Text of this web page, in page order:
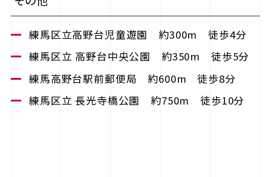
練馬区立高野台児童遊園 約300m 徒歩4分
練馬区立 高野台中央公園 約350m 徒歩5分
練馬高野台駅前郵便局 約600m 徒歩8分
練馬区立 長光寺橋公園 約750m 徒歩10分